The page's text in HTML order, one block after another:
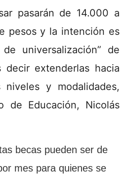
pasarán de 14.000 a
pesos y la intención es
universalización” de
extenderlas hacia
y modalidades,
de Educación, Nicolás
becas pueden ser de
mes para quienes se